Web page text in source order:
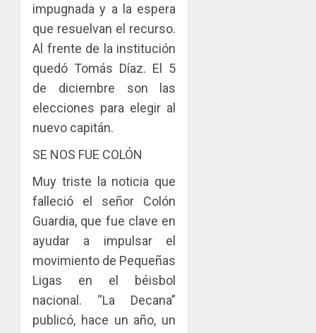
impugnada y a la espera
que resuelvan el recurso.
Al frente de la institución
quedó Tomás Díaz. El 5
de diciembre son las
elecciones para elegir al
nuevo capitán.
SE NOS FUE COLÓN
Muy triste la noticia que
falleció el señor Colón
Guardia, que fue clave en
ayudar a impulsar el
movimiento de Pequeñas
Ligas en el béisbol
nacional. “La Decana”
publicó, hace un año, un